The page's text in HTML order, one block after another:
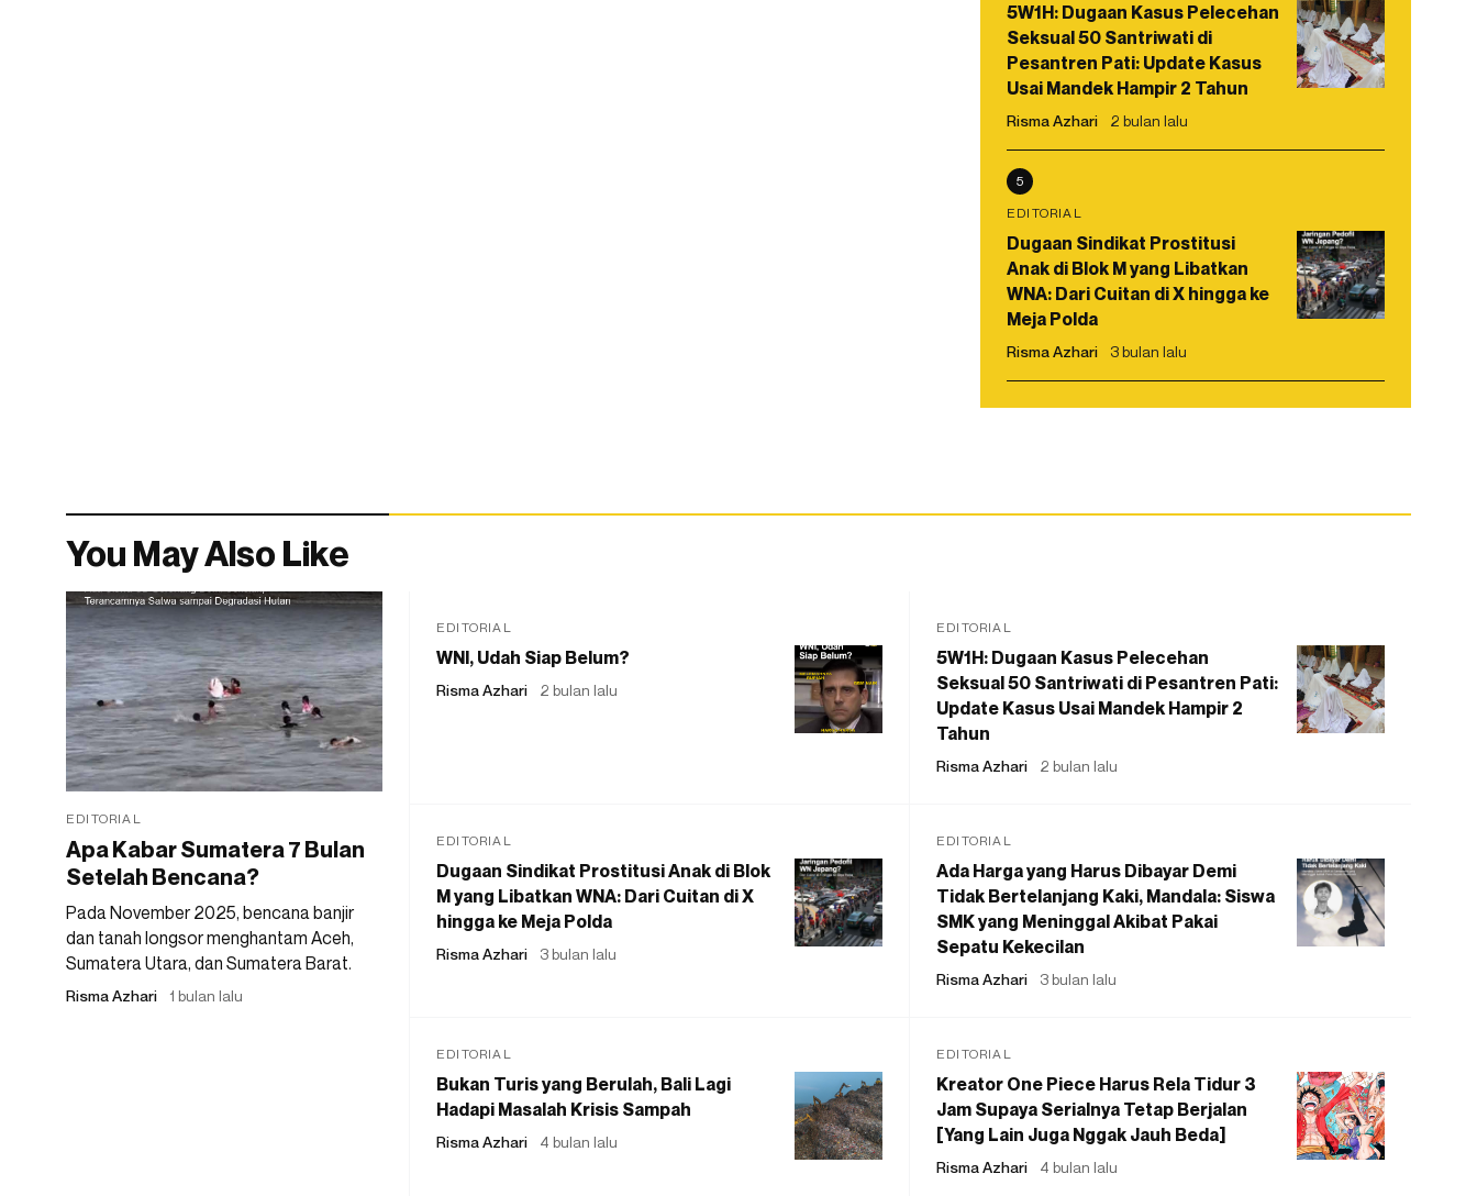
5W1H: Dugaan Kasus Pelecehan
Seksual 50 Santriwati di
Pesantren Pati: Update Kasus
Usai Mandek Hampir 2 Tahun
Risma Azhari 2 bulan lalu
5
EDITORIAL
Dugaan Sindikat Prostitusi
Anak di Blok M yang Libatkan
WNA: Dari Cuitan di X hingga ke
Meja Polda
Risma Azhari 3 bulan lalu
You May Also Like
EDITORIAL
Apa Kabar Sumatera 7 Bulan
Setelah Bencana?
Pada November 2025, bencana banjir
dan tanah longsor menghantam Aceh,
Sumatera Utara, dan Sumatera Barat.
Risma Azhari 1 bulan lalu
EDITORIAL
WNI, Udah Siap Belum?
Risma Azhari 2 bulan lalu
EDITORIAL
5W1H: Dugaan Kasus Pelecehan
Seksual 50 Santriwati di Pesantren Pati:
Update Kasus Usai Mandek Hampir 2
Tahun
Risma Azhari 2 bulan lalu
EDITORIAL
Dugaan Sindikat Prostitusi Anak di Blok
M yang Libatkan WNA: Dari Cuitan di X
hingga ke Meja Polda
Risma Azhari 3 bulan lalu
EDITORIAL
Ada Harga yang Harus Dibayar Demi
Tidak Bertelanjang Kaki, Mandala: Siswa
SMK yang Meninggal Akibat Pakai
Sepatu Kekecilan
Risma Azhari 3 bulan lalu
EDITORIAL
Bukan Turis yang Berulah, Bali Lagi
Hadapi Masalah Krisis Sampah
Risma Azhari 4 bulan lalu
EDITORIAL
Kreator One Piece Harus Rela Tidur 3
Jam Supaya Serialnya Tetap Berjalan
[Yang Lain Juga Nggak Jauh Beda]
Risma Azhari 4 bulan lalu